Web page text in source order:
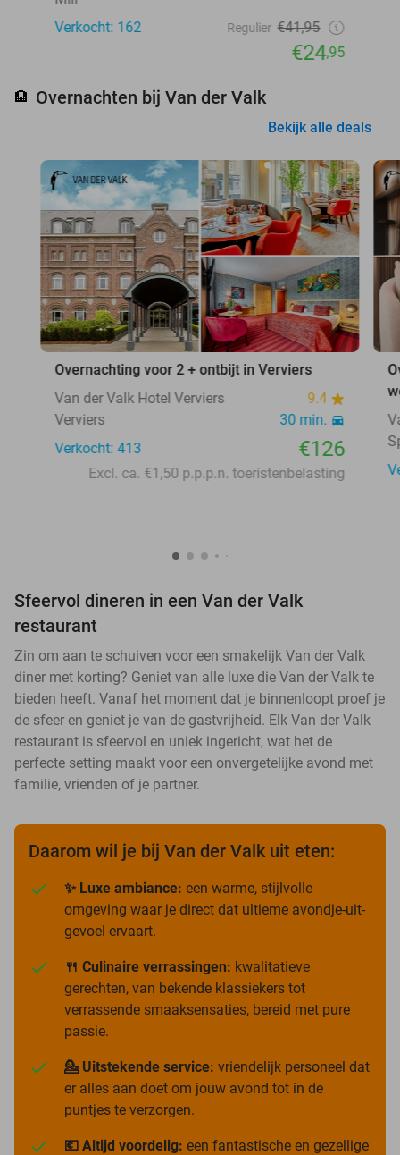
Verkocht: 162
Regulier €41,95
€24,95
🏨 Overnachten bij Van der Valk
Bekijk alle deals
Overnachting voor 2 + ontbijt in Verviers
Van der Valk Hotel Verviers
9.4
Verviers
30 min.
Verkocht: 413
€126
Excl. ca. €1,50 p.p.p.n. toeristenbelasting
Sfeervol dineren in een Van der Valk
restaurant
Zin om aan te schuiven voor een smakelijk Van der Valk
diner met korting? Geniet van alle luxe die Van der Valk te
bieden heeft. Vanaf het moment dat je binnenloopt proef je
de sfeer en geniet je van de gastvrijheid. Elk Van der Valk
restaurant is sfeervol en uniek ingericht, wat het de
perfecte setting maakt voor een onvergetelijke avond met
familie, vrienden of je partner.
Daarom wil je bij Van der Valk uit eten:
✨ Luxe ambiance: een warme, stijlvolle
omgeving waar je direct dat ultieme avondje-uit-
gevoel ervaart.
🍴 Culinaire verrassingen: kwalitatieve
gerechten, van bekende klassiekers tot
verrassende smaaksensaties, bereid met pure
passie.
💁 Uitstekende service: vriendelijk personeel dat
er alles aan doet om jouw avond tot in de
puntjes te verzorgen.
💶 Altijd voordelig: een fantastische en gezellige